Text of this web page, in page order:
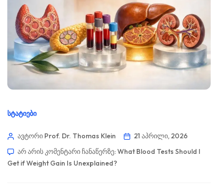
ᲡᲢᲐᲢᲘᲔᲑᲘ
ავტორი Prof. Dr. Thomas Klein
21 აპრილი, 2026
არ არის კომენტარი ჩანაწერზე:What Blood Tests Should I
Get if Weight Gain Is Unexplained?